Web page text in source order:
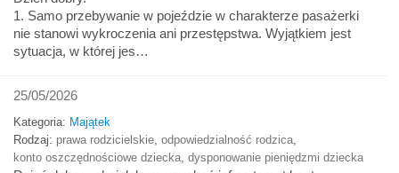
1. Samo przebywanie w pojeździe w charakterze pasażerki
nie stanowi wykroczenia ani przestępstwa. Wyjątkiem jest
sytuacja, w której jes…
25/05/2026
Kategoria: Majątek
Rodzaj: prawa rodzicielskie odpowiedzialność rodzica
konto oszczędnościowe dziecka dysponowanie pieniędzmi dziecka